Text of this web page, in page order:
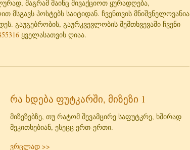
მაგრამ მაინც მივაქციოთ ყურადღება,
პოსტებს საიტიდან. ჩვენთვის მნიშვნელოვანია
გაუგებრობის, გაურკვევლობის შემთხვევაში ჩვენი
ყველასათვის ღიაა.
რა ხდება ფუტკარში, მიზეზი 1
მიზეზებზე, თუ რატომ შევამცირე საფუტკრე, ხშირად
მეკითხებიან, ესეცც ერთ-ერთი.
ვრცლად >>